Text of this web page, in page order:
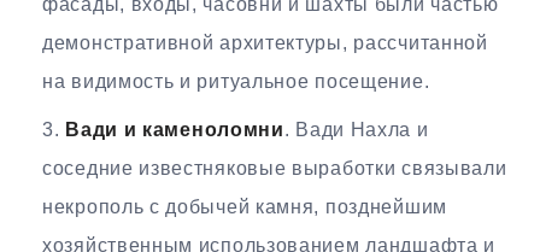
фасады, входы, часовни и шахты были частью
демонстративной архитектуры, рассчитанной
на видимость и ритуальное посещение.
Вади и каменоломни. Вади Нахла и
соседние известняковые выработки связывали
некрополь с добычей камня, позднейшим
хозяйственным использованием ландшафта и